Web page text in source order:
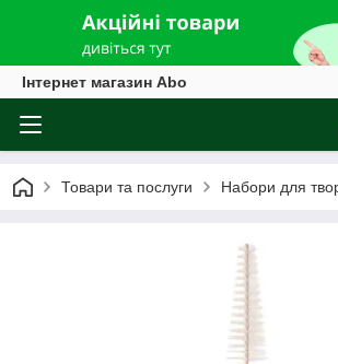
Інтернет магазин Abo
Товари та послуги Набори для